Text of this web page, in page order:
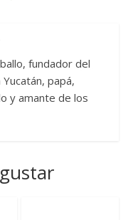
fundador del
papá,
y amante de los